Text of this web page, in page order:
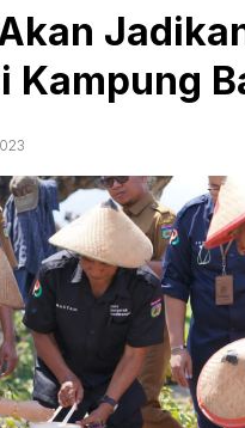
Kampung